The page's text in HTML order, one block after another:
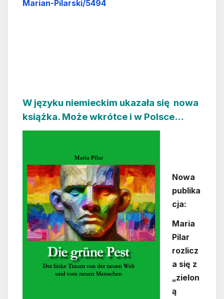
Marian-Pilarski/5494
W języku niemieckim ukazała się nowa
książka. Może wkrótce i w Polsce…
Nowa
publika
cja:
Maria
Pilar
rozlicz
a się z
„zielon
ą